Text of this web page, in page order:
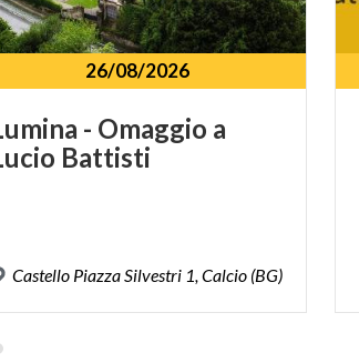
26/08/2026
- Omaggio a
Battisti
Castello PiazzaSilvestri 1,Calcio (BG)